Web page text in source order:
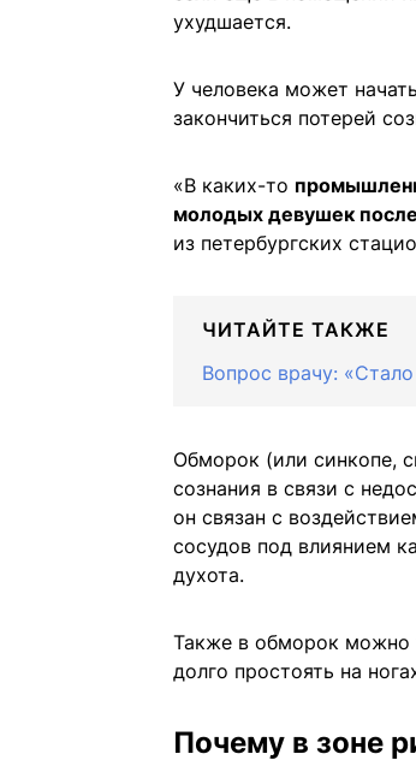
ухудшается.
У человека может
закончиться потерей
«В каких-то
молодых девушек
из петербургских
ЧИТАЙТЕ ТАКЖЕ
Вопрос врачу:
Обморок (или синкопе,
сознания в связи с
он связан с
сосудов под влиянием
духота.
Также в обморок можно
долго простоять на
Почему в зоне